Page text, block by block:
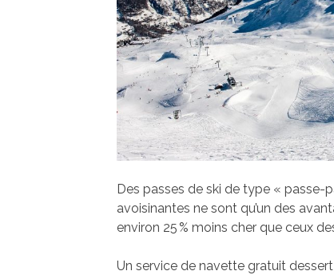
Des passes de ski de type « passe-
avoisinantes ne sont qu’un des
environ 25 % moins cher que ceux
Un service de navette gratuit